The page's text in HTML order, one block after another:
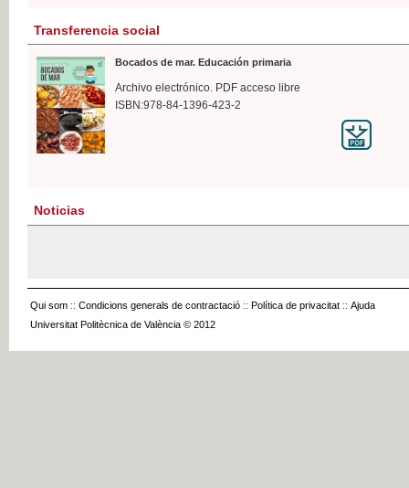
Transferencia social
Bocados de mar. Educación primaria
Archivo electrónico. PDF acceso libre
ISBN:978-84-1396-423-2
Noticias
Qui som :: Condicions generals de contractació :: Política de privacitat :: Ajuda
Universitat Politècnica de València © 2012